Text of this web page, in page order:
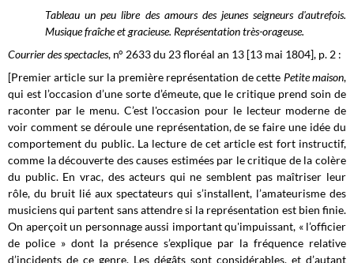
Tableau un peu libre des amours des jeunes seigneurs d'autrefois.
Musique fraîche et gracieuse. Représentation très-orageuse.
Courrier des spectacles, n° 2633 du 23 floréal an 13 [13 mai 1804], p. 2 :
[Premier article sur la première représentation de cette Petite maison,
qui est l’occasion d’une sorte d’émeute, que le critique prend soin de
raconter par le menu. C’est l'occasion pour le lecteur moderne de
voir comment se déroule une représentation, de se faire une idée du
comportement du public. La lecture de cet article est fort instructif,
comme la découverte des causes estimées par le critique de la colère
du public. En vrac, des acteurs qui ne semblent pas maîtriser leur
rôle, du bruit lié aux spectateurs qui s’installent, l’amateurisme des
musiciens qui partent sans attendre si la représentation est bien finie.
On aperçoit un personnage aussi important qu'impuissant, « l’officier
de police » dont la présence s’explique par la fréquence relative
d’incidents de ce genre. Les dégâts sont considérables, et d’autant